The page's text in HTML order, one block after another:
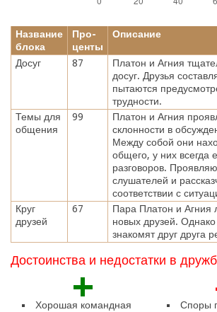
Название
блока
Про-
центы
Описание
Досуг 87
Платон и Агния
досуг. Друзья
пытаются
трудности.
Темы для
общения
99
Платон и Агния
склонности в
Между собой они
общего, у них всегда
разговоров.
слушателей и
соответствии с
Круг
друзей
67
Пара Платон и Агния
новых друзей.
знакомят друг друга
Достоинства и недостатки в
+
Хорошая командная
Споры